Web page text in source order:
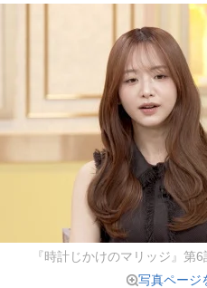
『時計じかけのマリッジ』第
写真ページ